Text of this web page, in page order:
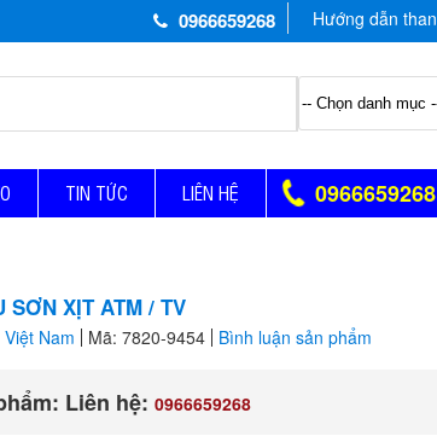
0966659268 Hướng dẫn
TIN TỨC LIÊN HỆ 0966659268
SƠN XỊT ATM / TV
Việt Nam Mã: 7820-9454 Bình luận sản phẩm
Liên hệ:0966659268